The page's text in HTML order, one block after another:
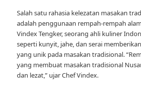
Salah satu rahasia kelezatan masakan
adalah penggunaan rempah-rempah
Vindex Tengker, seorang ahli kuliner
seperti kunyit, jahe, dan serai
yang unik pada masakan tradisional.
yang membuat masakan tradisional
dan lezat,” ujar Chef Vindex.